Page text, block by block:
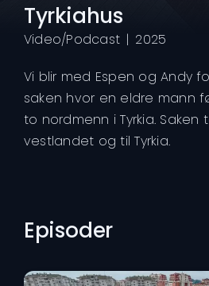
Tyrkiahus
Video/Podcast | 2025
Vi blir med Espen og Andy
saken hvor en eldre mann
to nordmenn i Tyrkia. Saken
vestlandet og til Tyrkia.
Episoder